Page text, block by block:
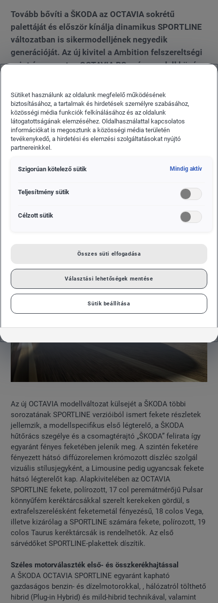
Tovább bővíti a ŠKODA az OCTAVIA sokrétű
palettáját és először kínálja dinamikus SPORTLINE
változatban is sikermodelljének negyedik
generációját. Az új kivitel a Ambition felszereltségi
szint és a sportos OCTAVIA RS csúcsmodell közé
multifunkciós sportkormánnyal és integrált
fejtámlákkal kiformált, ThermoFlux kárpittal bevont
sportülésekkel. A Limousine és COMBI változatban
készülő ŠKODA OCTAVIA SPORTLINE
extrafelszerelésként az Adaptív futóműszabályzás
(DCC) technikájával és számos innovatív vezetői
segédrendszerrel is felszerelhető. Széles
benzinüzemű, illetve mild-hibrid és hálózatról
valamint a földgázüzemű (CNG) OCTAVIA G-TEC
Az új OCTAVIA modellváltozat külsejét a ŠKODA többi
sorozatának SPORTLINE verzióiból ismert fekete részletek
jellemzik, a modellspecifikus első légterelő, a ŠKODA
hűtőrács szegélye és a csomagtérajtó „ŠKODA” felirata így
egyaránt fényes feketében jelenik meg. A szintén feketére
fényezett hátsó diffúzorelemen krómozott díszléc szolgál
vizuális stílusjegyként, a Limousine pedig ugyancsak fekete
hátsó légterelőt kap. Alapkivitelében az OCTAVIA
SPORTLINE fekete, polírozott, 17 col peremátmérőjű Pulsar
könnyűfém keréktárcsákkal szerelt kerekeken gördül, s
extrafelszerelésként feketemetál fényezésű, 18 colos Vega,
illetve kizárólag a SPORTLINE számára fekete, polírozott, 19
colos Taurus keréktárcsák is rendelhetők. Az első
sárvédőket SPORTLINE-plakettek díszítik.
Széles motorválaszték első- és összkerékhajtással
A ŠKODA OCTAVIA SPORTLINE egyaránt kapható
gazdaságos benzin- és dízelmotorokkal, , hálózatról tölthető
hibrid (Plug-in Hybrid) és mild-hibrid technikával, valamint
Sütiket használunk az oldalunk megfelelő működésének
biztosításához, a tartalmak és hirdetések személyre szabásához,
közösségi média funkciók felkínálásához és az oldalunk
látogatottságának elemzéséhez. Oldalhasználattal kapcsolatos
információkat is megosztunk a közösségi média területén
tevékenykedő, a hirdetési és elemzési szolgáltatásokat nyújtó
partnereinkkel.
Szigorúan kötelező sütik Mindig aktív
Teljesítmény sütik
Célzott sütik
Összes süti elfogadása
Választási lehetőségek mentése
Sütik beállítása